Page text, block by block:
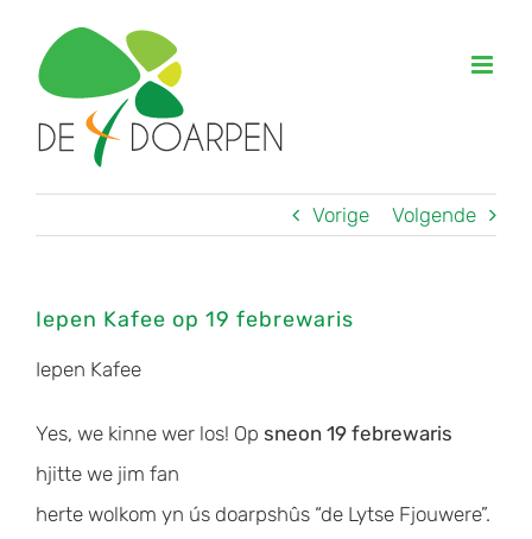
inhoud
Vorige Volgende
Iepen Kafee op 19 febrewaris
Iepen Kafee
Yes, we kinne wer los! Op sneon 19 febrewaris
hjitte we jim fan
herte wolkom yn ús doarpshûs “de Lytse Fjouwere”.